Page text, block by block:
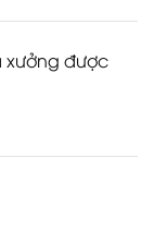
xưởng được